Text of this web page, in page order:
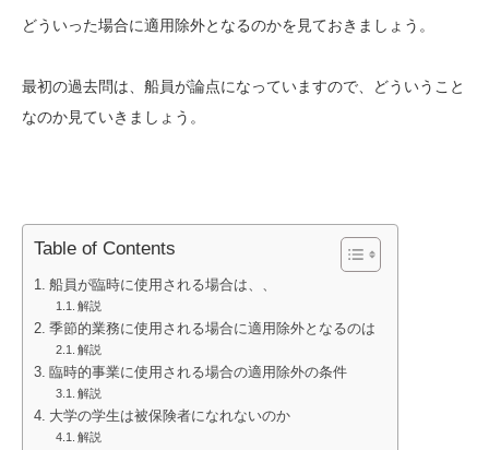
どういった場合に適用除外となるのかを見ておきましょう。
最初の過去問は、船員が論点になっていますので、どういうこと
なのか見ていきましょう。
Table of Contents
船員が臨時に使用される場合は、、
解説
季節的業務に使用される場合に適用除外となるのは
解説
臨時的事業に使用される場合の適用除外の条件
解説
大学の学生は被保険者になれないのか
解説